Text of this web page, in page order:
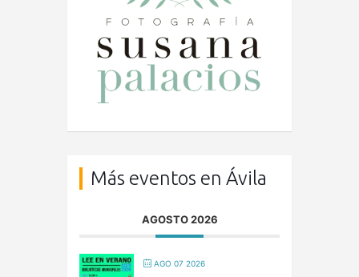
Más eventos en Ávila
AGOSTO 2026
AGO 07 2026